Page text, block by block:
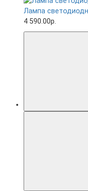
Лампа
4 590.00р.